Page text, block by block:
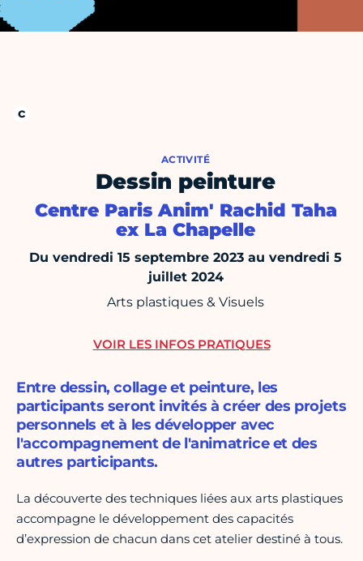
ACTIVITÉ
Dessin peinture
Centre Paris Anim' Rachid Taha
ex La Chapelle
Du vendredi 15 septembre 2023 au vendredi 5
juillet 2024
Arts plastiques & Visuels
Entre dessin, collage et peinture, les
participants seront invités à créer des projets
personnels et à les développer avec
l'accompagnement de l'animatrice et des
autres participants.
La découverte des techniques liées aux arts plastiques
accompagne le développement des capacités
d’expression de chacun dans cet atelier destiné à tous.
VOIR LES INFOS PRATIQUES